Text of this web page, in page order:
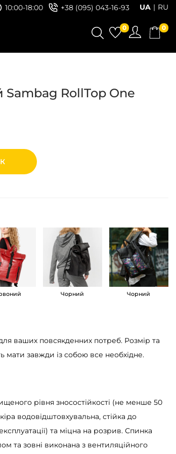
10:00-18:00 +38 (095) 043-16-93 UA RU
0 0
RollTop One
Чорний Чорний
ваших повсякденних потреб. Розмір та
мати завжди із собою все необхідне.
рівня зносостійкості (не менше 50
водовідштовхувальна, стійка до
та міцна на розрив. Спинка
та зовні виконана з вентиляційного